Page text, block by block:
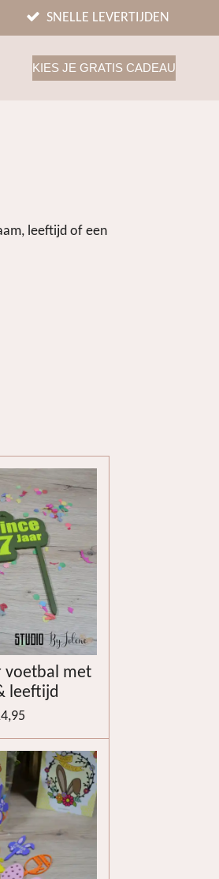
SNELLE LEVERTIJDEN
KIES JE GRATIS CADEAU
leeftijd of een
voetbal met
leeftijd